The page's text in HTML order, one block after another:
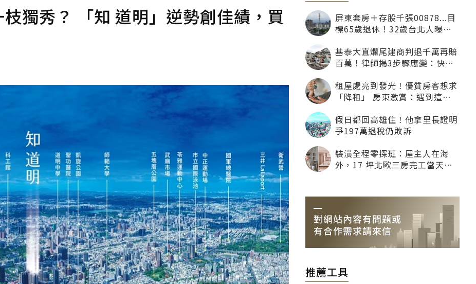
獨秀？ 「知 道明」逆勢創佳績，買
屏東套房＋存股千張00878...目
標65歲退休！32歲台北人曝：
基泰大直爛尾建商判退千萬再賠
百萬！律師揭3步驟應變：快通
租屋處亮到發光！優質房客想求
「降租」 房東激賞：遇到這種
假日都回高雄住！他拿里長證明
爭197萬退稅仍敗訴
裝潢全程零探班：屋主人在海
外，17 坪北歐三房完工當天才
推薦工具